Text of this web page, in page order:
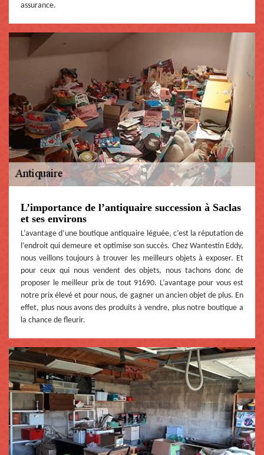
assurance.
L’importance de l’antiquaire succession à Saclas
et ses environs
L’avantage d’une boutique antiquaire léguée, c’est la réputation de
l’endroit qui demeure et optimise son succès. Chez Wantestin Eddy,
nous veillons toujours à trouver les meilleurs objets à exposer. Et
pour ceux qui nous vendent des objets, nous tachons donc de
proposer le meilleur prix de tout 91690. L’avantage pour vous est
notre prix élevé et pour nous, de gagner un ancien objet de plus. En
effet, plus nous avons des produits à vendre, plus notre boutique a
la chance de fleurir.